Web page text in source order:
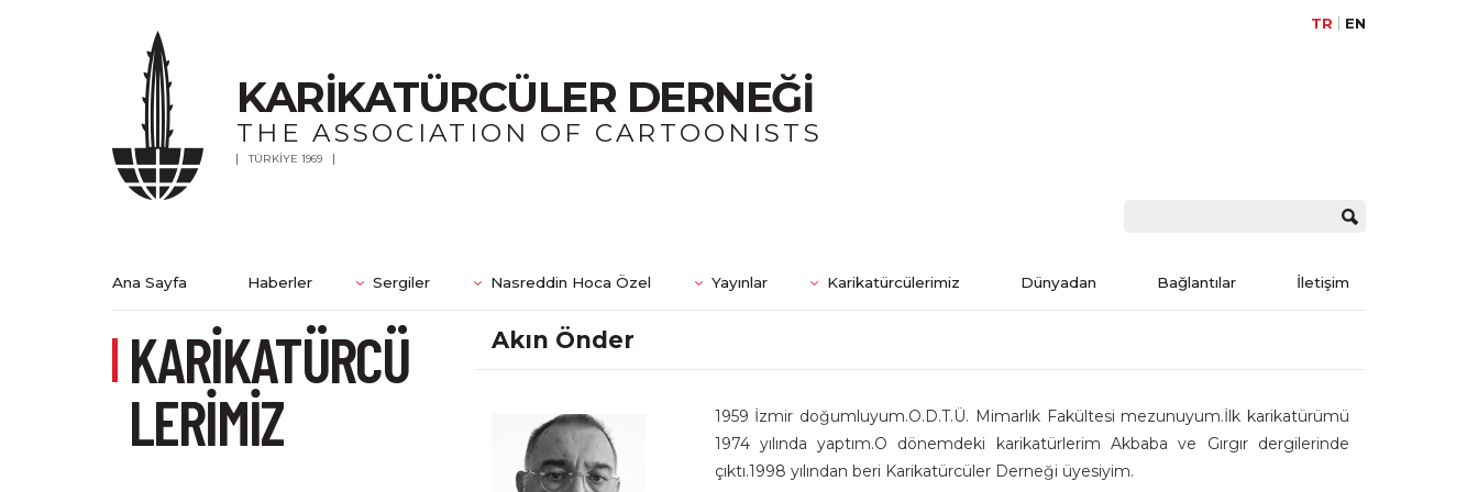
TR EN
KARİKATÜRCÜLER DERNEĞİ
THE ASSOCIATION OF CARTOONISTS
TÜRKİYE 1969
Ana Sayfa Haberler Sergiler Nasreddin Hoca Özel Yayınlar Karikatürcülerimiz Dünyadan Bağlantılar İletişim
KARİKATÜRCÜ
LERİMİZ
Akın Önder
1959 İzmir doğumluyum.O.D.T.Ü. Mimarlık Fakültesi mezunuyum.İlk karikatürümü
1974 yılında yaptım.O dönemdeki karikatürlerim Akbaba ve Gırgır dergilerinde
çıktı.1998 yılından beri Karikatürcüler Derneği üyesiyim.